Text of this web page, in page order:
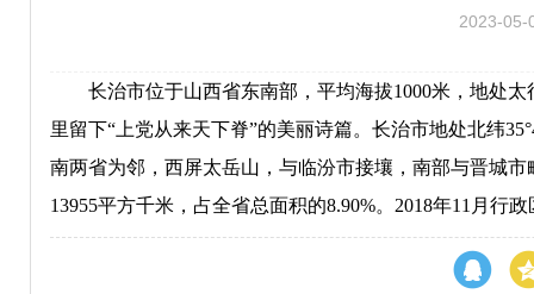
2023-
长治市位于山西省东南部，平均海拔1000米，地处
里留下“上党从来天下脊”的美丽诗篇。长治市地处北纬
南两省为邻，西屏太岳山，与临汾市接壤，南部与晋城
13955平方千米，占全省总面积的8.90%。2018年11月行